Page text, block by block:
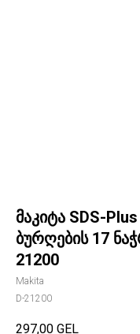
მაკიტა SDS-
ბურღების 17
21200
Makita
D-21200
297,00 GEL